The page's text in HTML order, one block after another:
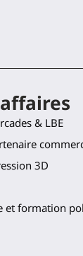
& LBE
3D
et formation